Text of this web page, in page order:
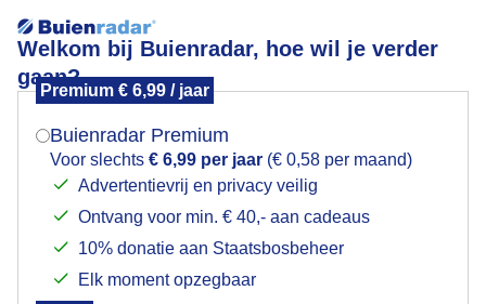
Welkom bij Buienradar, hoe wil je verder
gaan?
Premium € 6,99 / jaar
Buienradar Premium
Voor slechts € 6,99 per jaar (€ 0,58 per maand)
Advertentievrij en privacy veilig
Ontvang voor min. € 40,- aan cadeaus
10% donatie aan Staatsbosbeheer
Elk moment opzegbaar
Gesluierd en heiig bij zonsopkomst
Mogen we je locatie gebruiken voor het
Indien je hier nog geen akkoord op hebt gegeven,
verschijnt er zo een pop-up uit je browser waarin